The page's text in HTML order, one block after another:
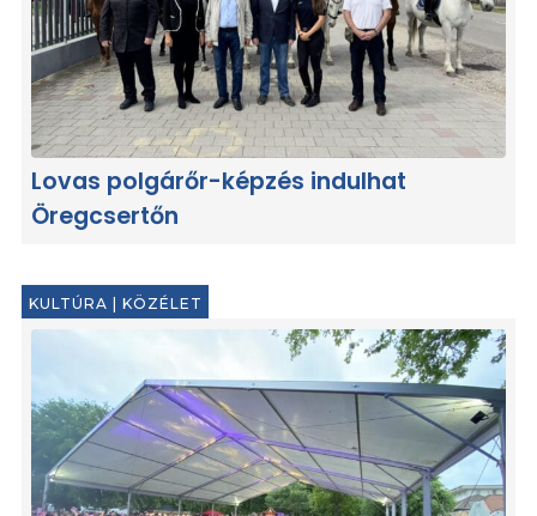
Lovas polgárőr-képzés indulhat
Öregcsertőn
KULTÚRA KÖZÉLET